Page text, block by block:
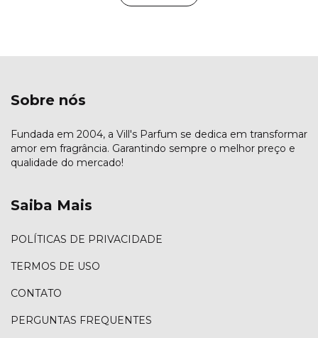
Sobre nós
Fundada em 2004, a Vill's Parfum se dedica em transformar
amor em fragrância. Garantindo sempre o melhor preço e
qualidade do mercado!
Saiba Mais
POLÍTICAS DE PRIVACIDADE
TERMOS DE USO
CONTATO
PERGUNTAS FREQUENTES